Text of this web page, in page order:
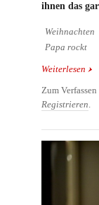
ihnen das
Weihnachten
Papa rockt
Weiterlesen
Zum
Registrieren.